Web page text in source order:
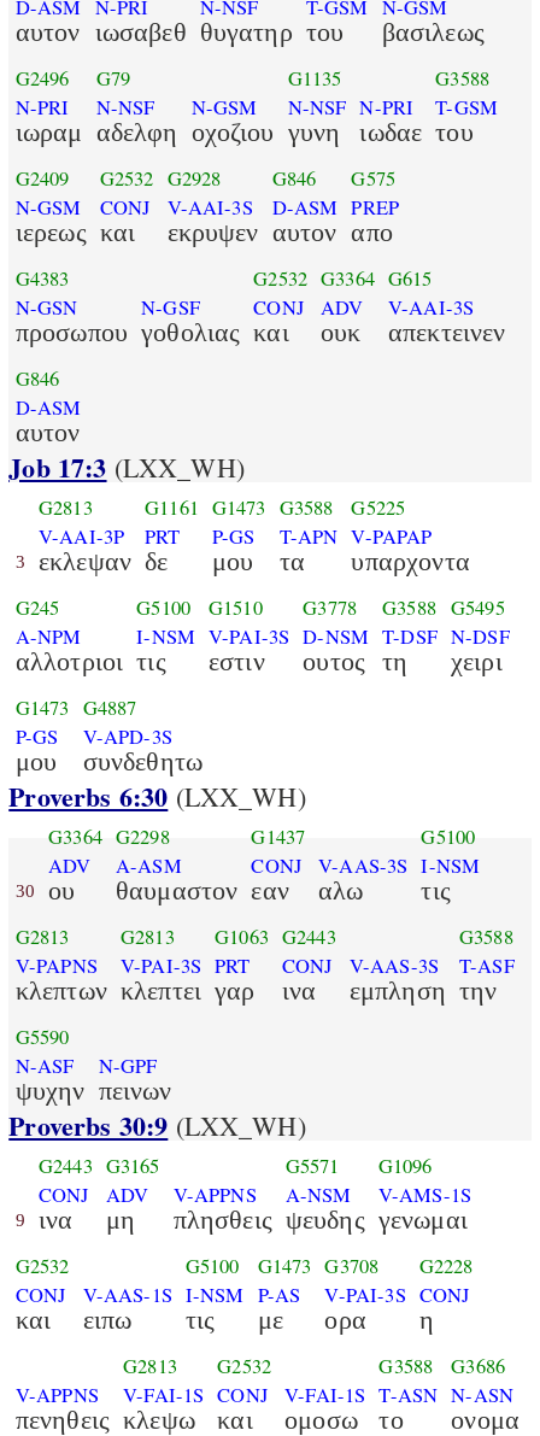
D-ASM
αυτον
N-PRI
ιωσαβεθ
N-NSF
θυγατηρ
T-GSM
του
N-GSM
βασιλεως
G2496
N-PRI
ιωραμ
G79
N-NSF
αδελφη
N-GSM
οχοζιου
G1135
N-NSF
γυνη
N-PRI
ιωδαε
G3588
T-GSM
του
G2409
N-GSM
ιερεως
G2532
CONJ
και
G2928
V-AAI-3S
εκρυψεν
G846
D-ASM
αυτον
G575
PREP
απο
G4383
N-GSN
προσωπου
N-GSF
γοθολιας
G2532
CONJ
και
G3364
ADV
ουκ
G615
V-AAI-3S
απεκτεινεν
G846
D-ASM
αυτον
Job 17:3 (LXX_WH)
3
G2813
V-AAI-3P
εκλεψαν
G1161
PRT
δε
G1473
P-GS
μου
G3588
T-APN
τα
G5225
V-PAPAP
υπαρχοντα
G245
A-NPM
αλλοτριοι
G5100
I-NSM
τις
G1510
V-PAI-3S
εστιν
G3778
D-NSM
ουτος
G3588
T-DSF
τη
G5495
N-DSF
χειρι
G1473
P-GS
μου
G4887
V-APD-3S
συνδεθητω
Proverbs 6:30 (LXX_WH)
30
G3364
ADV
ου
G2298
A-ASM
θαυμαστον
G1437
CONJ
εαν
V-AAS-3S
αλω
G5100
I-NSM
τις
G2813
V-PAPNS
κλεπτων
G2813
V-PAI-3S
κλεπτει
G1063
PRT
γαρ
G2443
CONJ
ινα
V-AAS-3S
εμπληση
G3588
T-ASF
την
G5590
N-ASF
ψυχην
N-GPF
πεινων
Proverbs 30:9 (LXX_WH)
9
G2443
CONJ
ινα
G3165
ADV
μη
V-APPNS
πλησθεις
G5571
A-NSM
ψευδης
G1096
V-AMS-1S
γενωμαι
G2532
CONJ
και
V-AAS-1S
ειπω
G5100
I-NSM
τις
G1473
P-AS
με
G3708
V-PAI-3S
ορα
G2228
CONJ
η
V-APPNS
πενηθεις
G2813
V-FAI-1S
κλεψω
G2532
CONJ
και
V-FAI-1S
ομοσω
G3588
T-ASN
το
G3686
N-ASN
ονομα